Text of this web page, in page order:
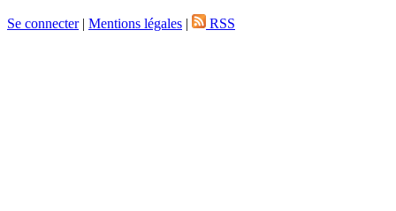
Se connecter| Mentions légales | RSS